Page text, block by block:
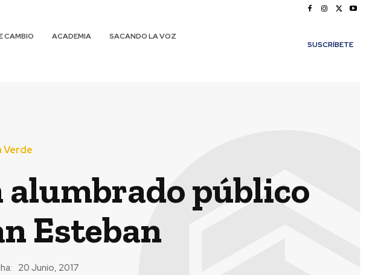
CAMBIO ACADEMIA
SACANDO LA VOZ
SUSCRÍBETE
Verde
público
Esteban
20 Junio, 2017